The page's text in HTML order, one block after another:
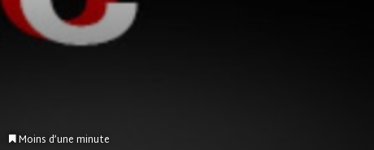
Moins d’une minute